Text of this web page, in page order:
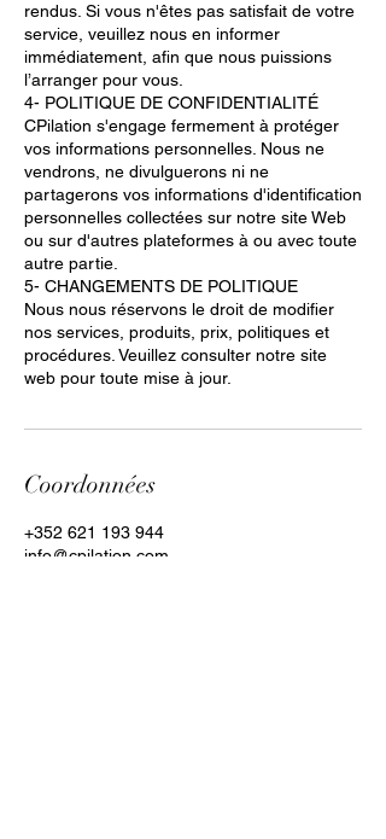
rendus. Si vous n'êtes pas satisfait de votre
service, veuillez nous en informer
immédiatement, afin que nous puissions
l’arranger pour vous.
4- POLITIQUE DE CONFIDENTIALITÉ
CPilation s'engage fermement à protéger
vos informations personnelles. Nous ne
vendrons, ne divulguerons ni ne
partagerons vos informations d'identification
personnelles collectées sur notre site Web
ou sur d'autres plateformes à ou avec toute
autre partie.
5- CHANGEMENTS DE POLITIQUE
Nous nous réservons le droit de modifier
nos services, produits, prix, politiques et
procédures. Veuillez consulter notre site
web pour toute mise à jour.
Coordonnées
+352 621 193 944
info@cpilation.com